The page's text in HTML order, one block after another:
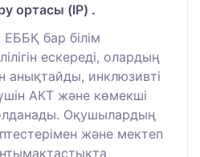
ортасы (IP) .
бар білім
ескереді, олардың
анықтайды, инклюзивті
АКТ және көмекші
Оқушылардың
және мектеп